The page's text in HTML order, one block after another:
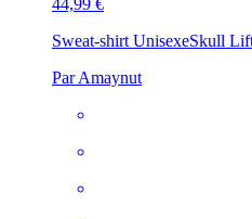
44,99 €
Sweat-shirt UnisexeSkull
Par Amaynut